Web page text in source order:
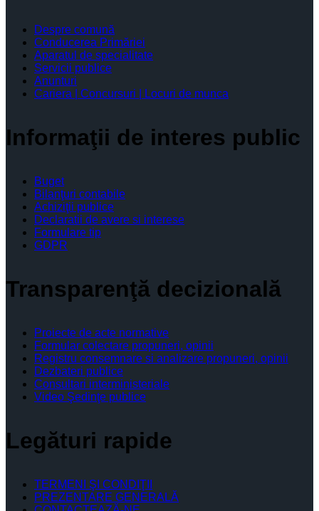
Despre comună
Conducerea Primăriei
Aparatul de specialitate
Servicii publice
Anunturi
Cariera | Concursuri | Locuri de munca
Informaţii de interes public
Buget
Bilanţuri contabile
Achiziţii publice
Declaratii de avere si interese
Formulare tip
GDPR
Transparenţă decizională
Proiecte de acte normative
Formular colectare propuneri, opinii
Registru consemnare si analizare propuneri, opinii
Dezbateri publice
Consultari interministeriale
Video Şedinţe publice
Legături rapide
TERMENI ŞI CONDIŢII
PREZENTARE GENERALĂ